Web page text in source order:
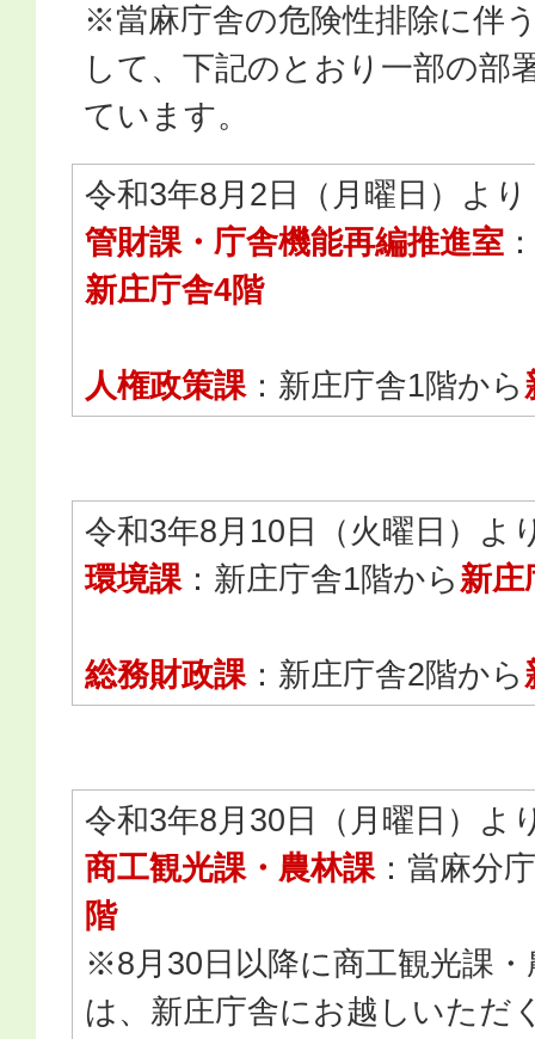
※當麻庁舎の危険性排除に伴
して、下記のとおり一部の部
ています。
令和3年8月2日（月曜日）より
管財課・庁舎機能再編推進室
新庄庁舎4階
人権政策課：新庄庁舎1階から
令和3年8月10日（火曜日）よ
環境課：新庄庁舎1階から新庄
総務財政課：新庄庁舎2階から
令和3年8月30日（月曜日）よ
商工観光課・農林課：當麻分
階
※8月30日以降に商工観光課
は、新庄庁舎にお越しいただ